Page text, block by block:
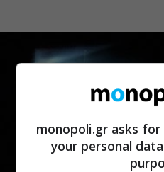
monopoli.gr asks
your personal